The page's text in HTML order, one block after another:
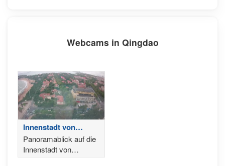
Webcams in Qingdao
Innenstadt von
Qingdao - China
Panoramablick auf die
Innenstadt von
Qingdao